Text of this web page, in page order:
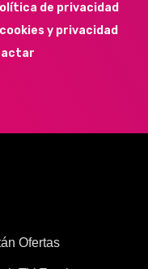
de privacidad
y privacidad
Ofertas